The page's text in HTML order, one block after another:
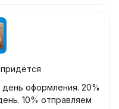
оформления. 20%
10% отправляем